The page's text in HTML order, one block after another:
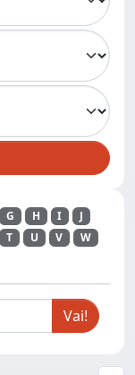
G H I
J
T U V
W